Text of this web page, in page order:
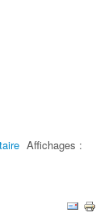
Affichages :